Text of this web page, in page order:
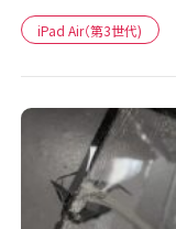
iPad Air（第3世代)